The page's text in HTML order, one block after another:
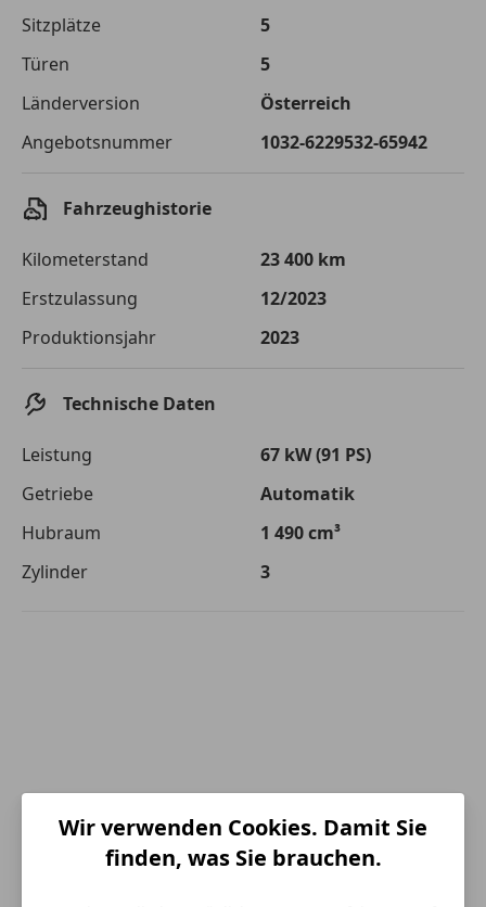
Zu zahlender
Gesamtbetrag
€ 38 038,-
Einberechnete Gebühren
€ 0,-
Effektivzinsatz
7,50 %
von der von Ihnen gewählten Bank. Rückzahlungszeitraum 1-10
Sitzplätze
5
Türen
5
Länderversion
Österreich
Angebotsnummer
1032-6229532-65942
Fahrzeughistorie
Kilometerstand
23 400 km
Erstzulassung
12/2023
Produktionsjahr
2023
Technische Daten
Leistung
67 kW (91 PS)
Getriebe
Automatik
Hubraum
1 490 cm³
Zylinder
3
Wir verwenden Cookies. Damit Sie
finden, was Sie brauchen.